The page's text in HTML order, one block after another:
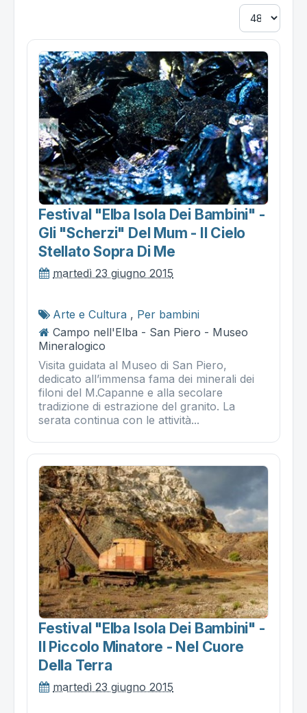
Festival "elba Isola Dei Bambini" -
Gli "scherzi" Del Mum - Il Cielo
Stellato Sopra Di Me
martedì 23 giugno 2015
Arte e Cultura , Per bambini
Campo nell'Elba - San Piero - Museo
Mineralogico
Visita guidata al Museo di San Piero,
dedicato all’immensa fama dei minerali dei
filoni del M.Capanne e alla secolare
tradizione di estrazione del granito. La
serata continua con le attività...
Festival "elba Isola Dei Bambini" -
Il Piccolo Minatore - Nel Cuore
Della Terra
martedì 23 giugno 2015